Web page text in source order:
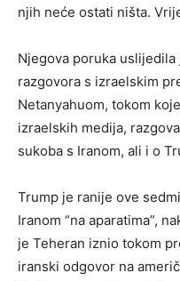
njih neće ostati ništa.
Njegova poruka
razgovora s izraelskim
Netanyahuom, tokom
izraelskih medija,
sukoba s Iranom, ali i o
Trump je ranije ove
Iranom “na aparatima”,
je Teheran iznio tokom
iranski odgovor na